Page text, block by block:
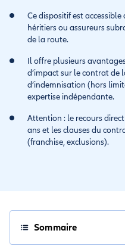
Ce dispositif est
héritiers ou assureurs
de la route.
Il offre plusieurs
d’impact sur le contrat de
d’indemnisation (hors
expertise indépendante.
Attention : le recours
ans et les clauses du
(franchise, exclusions).
Sommaire